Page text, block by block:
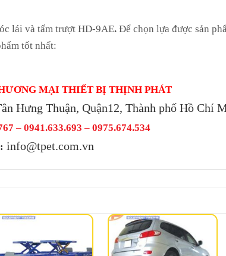
lái và tấm trượt HD-9AE. Để chọn lựa được sản
tốt nhất:
MẠI THIẾT BỊ THỊNH PHÁT
Hưng Thuận, Quận12, Thành phố Hồ Chí
– 0941.633.693 –0975.674.534
info@tpet.com.vn